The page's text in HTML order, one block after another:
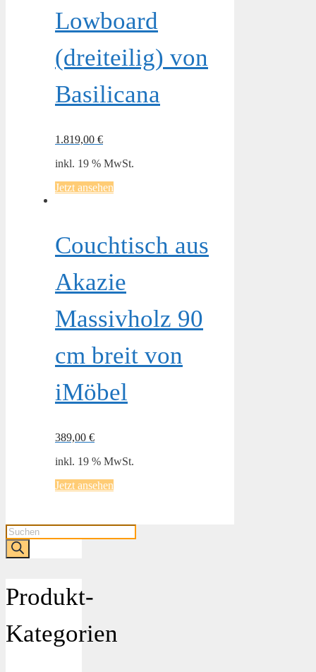
Lowboard
(dreiteilig) von
Basilicana
1.819,00 €
inkl. 19 % MwSt.
Jetzt ansehen
Couchtisch aus
Akazie
Massivholz 90
cm breit von
iMöbel
389,00 €
inkl. 19 % MwSt.
Jetzt ansehen
Products
search
Produkt-
Kategorien